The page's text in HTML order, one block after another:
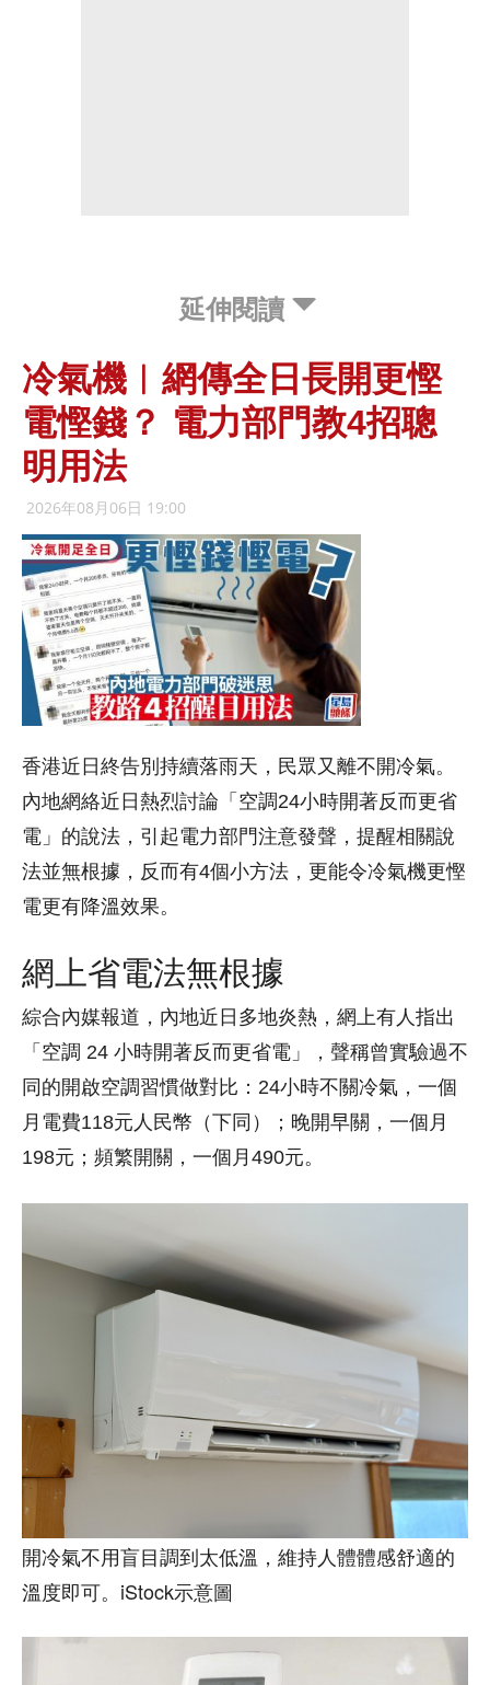
延伸閱讀
冷氣機︱網傳全日長開更慳
電慳錢？ 電力部門教4招聰
明用法
2026年08月06日 19:00
香港近日終告別持續落雨天，民眾又離不開冷氣。
內地網絡近日熱烈討論「空調24小時開著反而更省
電」的說法，引起電力部門注意發聲，提醒相關說
法並無根據，反而有4個小方法，更能令冷氣機更慳
電更有降溫效果。
網上省電法無根據
綜合內媒報道，內地近日多地炎熱，網上有人指出
「空調 24 小時開著反而更省電」，聲稱曾實驗過不
同的開啟空調習慣做對比：24小時不關冷氣，一個
月電費118元人民幣（下同）；晚開早關，一個月
198元；頻繁開關，一個月490元。
開冷氣不用盲目調到太低溫，維持人體體感舒適的
溫度即可。iStock示意圖